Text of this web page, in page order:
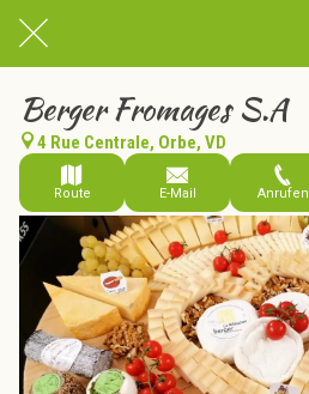
Berger Fromages S.A
4 Rue Centrale, Orbe, VD
Route E-Mail Anrufen